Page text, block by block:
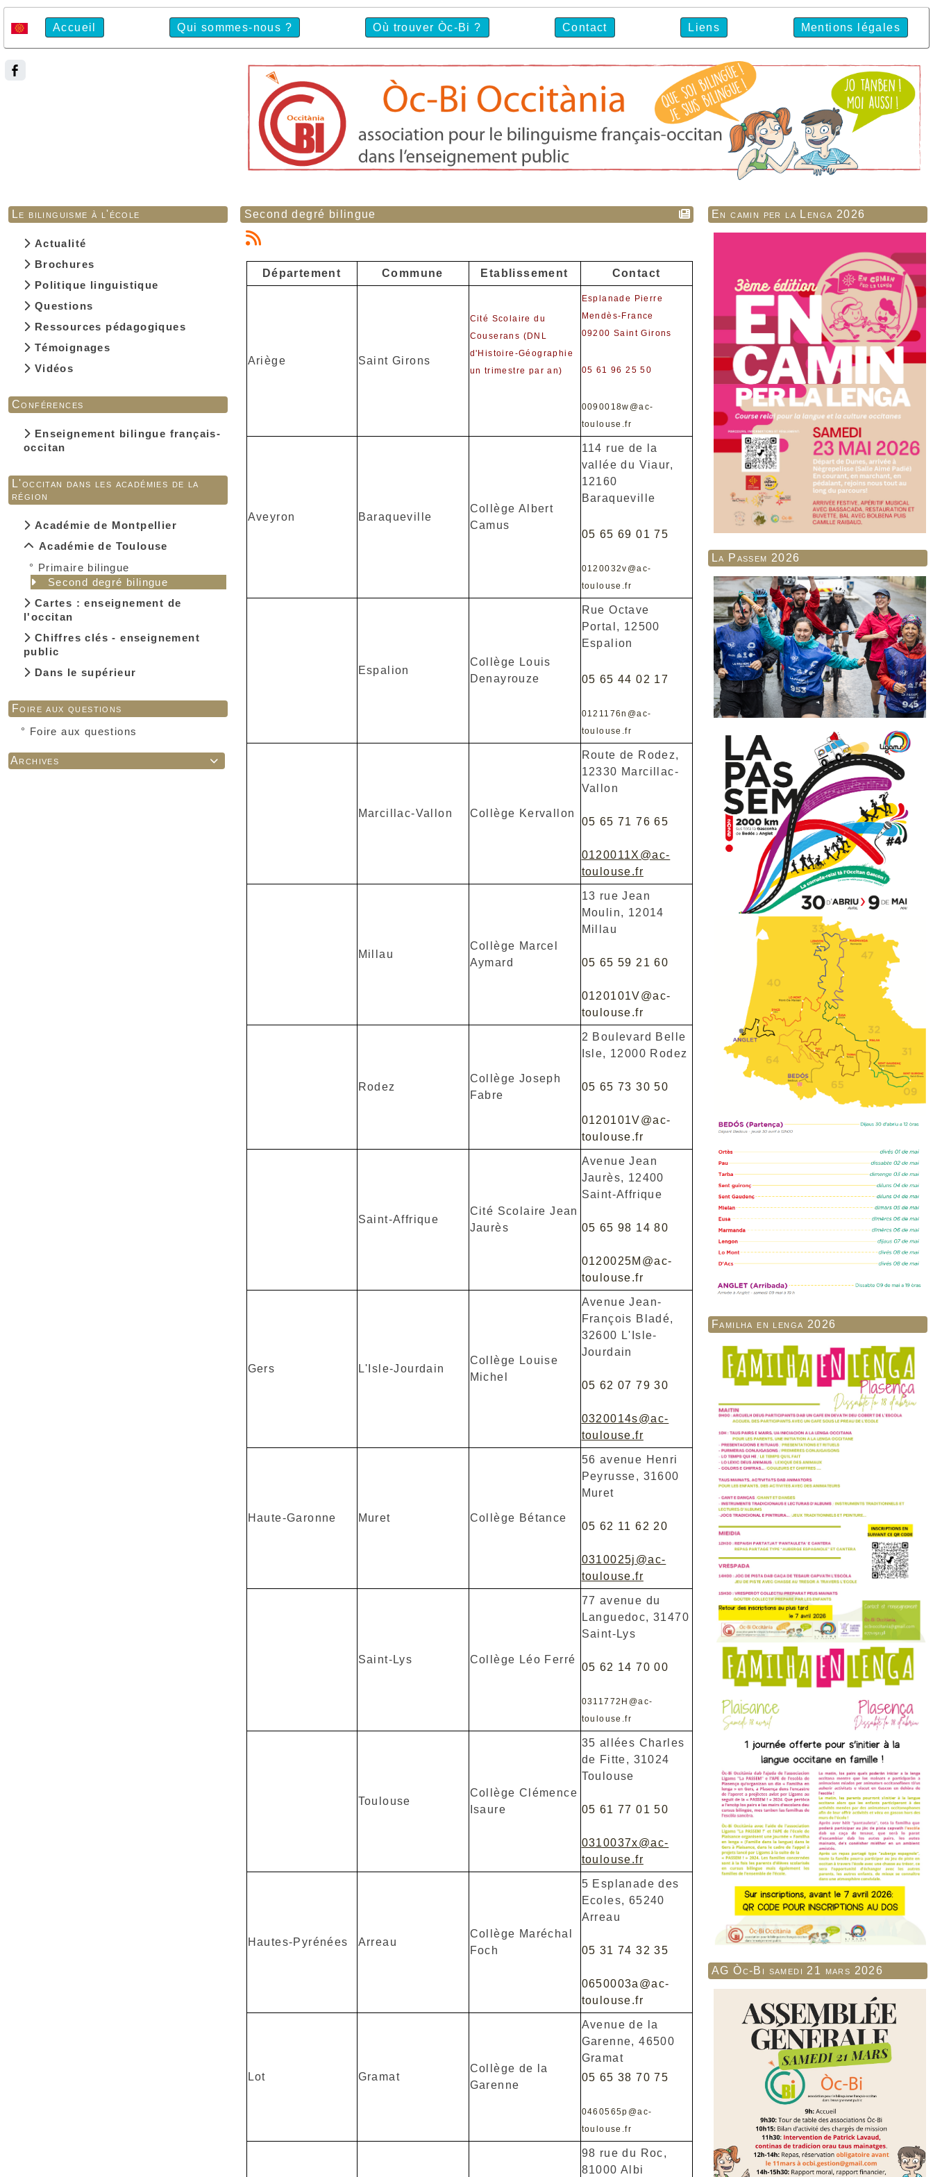
Accueil Qui sommes-nous ? Où trouver Òc-Bi ? Contact Liens Mentions légales
Le bilinguisme à l'école
Actualité
Brochures
Politique linguistique
Questions
Ressources pédagogiques
Témoignages
Vidéos
Conférences
Enseignement bilingue français-
occitan
L'occitan dans les académies de la
région
Académie de Montpellier
Académie de Toulouse
° Primaire bilingue
Second degré bilingue
Cartes : enseignement de
l'occitan
Chiffres clés - enseignement
public
Dans le supérieur
Foire aux questions
° Foire aux questions

Archives
Second degré bilingue
Département Commune Etablissement Contact
Ariège Saint Girons
Cité Scolaire du
Couserans (DNL
d'Histoire-Géographie
un trimestre par an)
Esplanade Pierre
Mendès-France
09200 Saint Girons
05 61 96 25 50
0090018w@ac-
toulouse.fr
Aveyron Baraqueville
Collège Albert
Camus
114 rue de la
vallée du Viaur,
12160
Baraqueville
05 65 69 01 75
0120032v@ac-
toulouse.fr
Espalion
Collège Louis
Denayrouze
Rue Octave
Portal, 12500
Espalion
05 65 44 02 17
0121176n@ac-
toulouse.fr
Marcillac-Vallon Collège Kervallon
Route de Rodez,
12330 Marcillac-
Vallon
05 65 71 76 65
0120011X@ac-
toulouse.fr
Millau
Collège Marcel
Aymard
13 rue Jean
Moulin, 12014
Millau
05 65 59 21 60
0120101V@ac-
toulouse.fr
Rodez
Collège Joseph
Fabre
2 Boulevard Belle
Isle, 12000 Rodez
05 65 73 30 50
0120101V@ac-
toulouse.fr
Saint-Affrique
Cité Scolaire Jean
Jaurès
Avenue Jean
Jaurès, 12400
Saint-Affrique
05 65 98 14 80
0120025M@ac-
toulouse.fr
Gers L'Isle-Jourdain
Collège Louise
Michel
Avenue Jean-
François Bladé,
32600 L'Isle-
Jourdain
05 62 07 79 30
0320014s@ac-
toulouse.fr
Haute-Garonne Muret Collège Bétance
56 avenue Henri
Peyrusse, 31600
Muret
05 62 11 62 20
0310025j@ac-
toulouse.fr
Saint-Lys Collège Léo Ferré
77 avenue du
Languedoc, 31470
Saint-Lys
05 62 14 70 00
0311772H@ac-
toulouse.fr
Toulouse
Collège Clémence
Isaure
35 allées Charles
de Fitte, 31024
Toulouse
05 61 77 01 50
0310037x@ac-
toulouse.fr
Hautes-Pyrénées Arreau
Collège Maréchal
Foch
5 Esplanade des
Ecoles, 65240
Arreau
05 31 74 32 35
0650003a@ac-
toulouse.fr
Lot Gramat
Collège de la
Garenne
Avenue de la
Garenne, 46500
Gramat
05 65 38 70 75
0460565p@ac-
toulouse.fr
98 rue du Roc,
81000 Albi
En camin per la Lenga 2026
La Passem 2026
Familha en lenga 2026
AG Òc-Bi samedi 21 mars 2026